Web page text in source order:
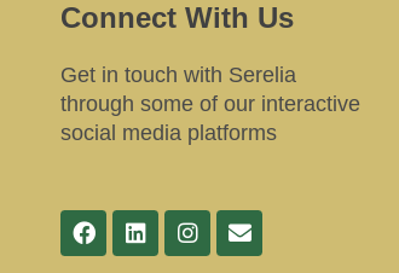
Connect With Us
Get in touch with Serelia
through some of our interactive
social media platforms